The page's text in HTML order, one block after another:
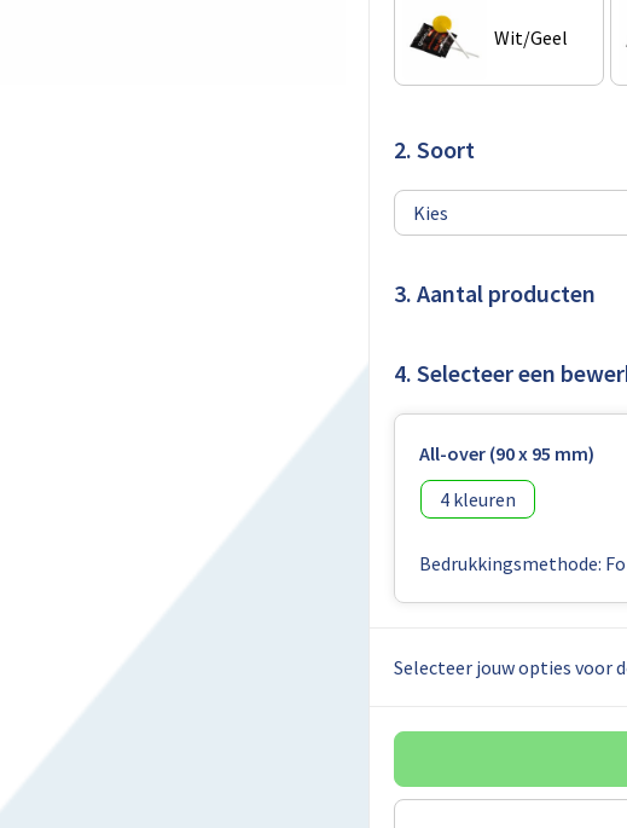
Wit/Geel
2. Soort
3. Aantal producten
4. Selecteer een
All-over (90 x 95 mm)
4
Bedrukkingsmethode:
Selecteer jouw opties voor